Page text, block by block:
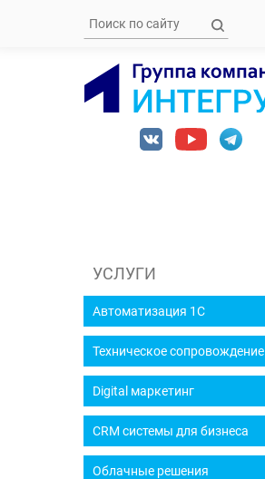
УСЛУГИ
Автоматизация 1С
Техническое сопровождение
Digital маркетинг
CRM системы для бизнеса
Облачные решения